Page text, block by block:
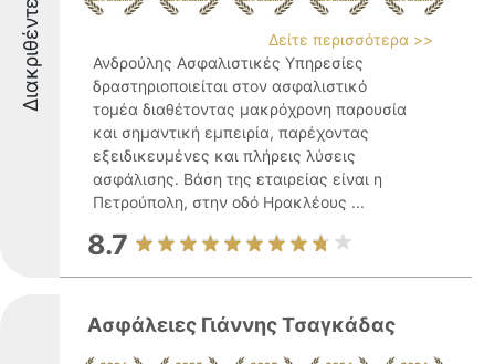
Διακριθέντες
Δείτε περισσότερα >>
Ανδρούλης Ασφαλιστικές Υπηρεσίες
δραστηριοποιείται στον ασφαλιστικό
τομέα διαθέτοντας μακρόχρονη παρουσία
και σημαντική εμπειρία, παρέχοντας
εξειδικευμένες και πλήρεις λύσεις
ασφάλισης. Βάση της εταιρείας είναι η
Πετρούπολη, στην οδό Ηρακλέους ...
8.7
Ασφάλειες Γιάννης Τσαγκάδας